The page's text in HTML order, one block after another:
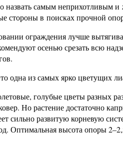
назвать самым неприхотливым и
стороны в поисках прочной
ограждения лучше
осенью срезать всю
одна из самых ярко цветущих
голубые цветы разных
Но растение достаточно
сильно развитую корневую
Оптимальная высота опоры